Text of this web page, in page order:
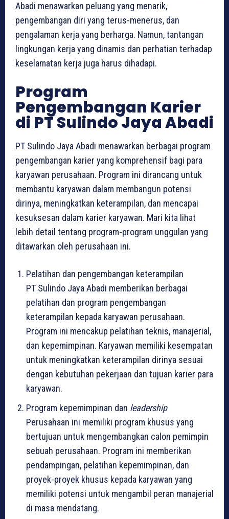
Abadi menawarkan peluang yang menarik,
pengembangan diri yang terus-menerus, dan
pengalaman kerja yang berharga. Namun, tantangan
lingkungan kerja yang dinamis dan perhatian terhadap
keselamatan kerja juga harus dihadapi.
Program
Pengembangan Karier
di PT Sulindo Jaya Abadi
PT Sulindo Jaya Abadi menawarkan berbagai program
pengembangan karier yang komprehensif bagi para
karyawan perusahaan. Program ini dirancang untuk
membantu karyawan dalam membangun potensi
dirinya, meningkatkan keterampilan, dan mencapai
kesuksesan dalam karier karyawan. Mari kita lihat
lebih detail tentang program-program unggulan yang
ditawarkan oleh perusahaan ini.
Pelatihan dan pengembangan keterampilan
PT Sulindo Jaya Abadi memberikan berbagai
pelatihan dan program pengembangan
keterampilan kepada karyawan perusahaan.
Program ini mencakup pelatihan teknis, manajerial,
dan kepemimpinan. Karyawan memiliki kesempatan
untuk meningkatkan keterampilan dirinya sesuai
dengan kebutuhan pekerjaan dan tujuan karier para
karyawan.
Program kepemimpinan dan leadership
Perusahaan ini memiliki program khusus yang
bertujuan untuk mengembangkan calon pemimpin
sebuah perusahaan. Program ini memberikan
pendampingan, pelatihan kepemimpinan, dan
proyek-proyek khusus kepada karyawan yang
memiliki potensi untuk mengambil peran manajerial
di masa mendatang.